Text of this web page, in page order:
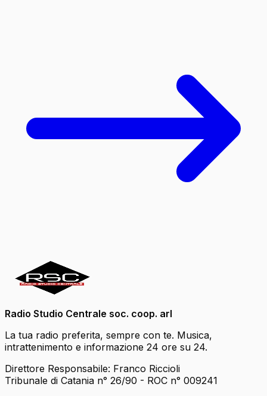
Radio Studio Centrale soc. coop. arl
La tua radio preferita, sempre con te. Musica,
intrattenimento e informazione 24 ore su 24.
Direttore Responsabile: Franco Riccioli
Tribunale di Catania n° 26/90 - ROC n° 009241